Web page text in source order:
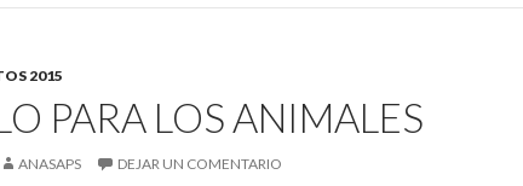
2015
PARA LOS ANIMALES
ANASAPS DEJAR UN COMENTARIO